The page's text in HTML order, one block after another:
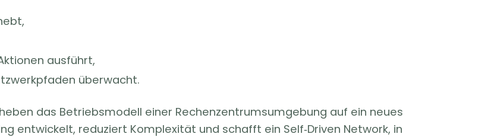
ausführt,
überwacht.
das Betriebsmodell einer Rechenzentrumsumgebung auf ein neues
entwickelt, reduziert Komplexität und schafft ein Self‑Driven Network, in